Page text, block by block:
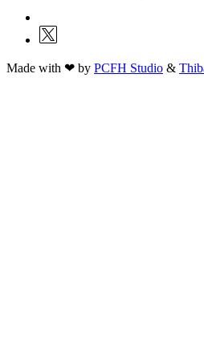
Made with ❤ by PCFH Studio &